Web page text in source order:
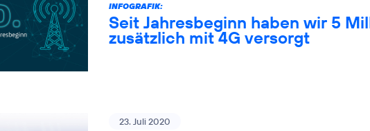
INFOGRAFIK:
Seit Jahresbeginn haben wir 5
zusätzlich mit 4G versorgt
23. Juli 2020